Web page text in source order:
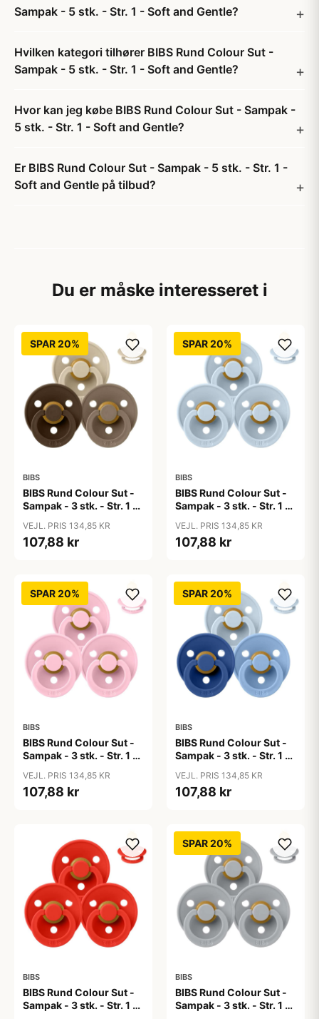
Sampak - 5 stk. - Str. 1 - Soft and Gentle?
Hvilken kategori tilhører BIBS Rund Colour Sut -
Sampak - 5 stk. - Str. 1 - Soft and Gentle?
Hvor kan jeg købe BIBS Rund Colour Sut - Sampak -
5 stk. - Str. 1 - Soft and Gentle?
Er BIBS Rund Colour Sut - Sampak - 5 stk. - Str. 1 -
Soft and Gentle på tilbud?
Du er måske interesseret i
SPAR 20%
BIBS
BIBS Rund Colour Sut -
Sampak - 3 stk. - Str. 1 -
VEJL. PRIS 134,85 KR
107,88 kr
SPAR 20%
BIBS
BIBS Rund Colour Sut -
Sampak - 3 stk. - Str. 1 -
VEJL. PRIS 134,85 KR
107,88 kr
SPAR 20%
BIBS
BIBS Rund Colour Sut -
Sampak - 3 stk. - Str. 1 -
VEJL. PRIS 134,85 KR
107,88 kr
SPAR 20%
BIBS
BIBS Rund Colour Sut -
Sampak - 3 stk. - Str. 1 -
VEJL. PRIS 134,85 KR
107,88 kr
BIBS
BIBS Rund Colour Sut -
Sampak - 3 stk. - Str. 1 -
SPAR 20%
BIBS
BIBS Rund Colour Sut -
Sampak - 3 stk. - Str. 1 -